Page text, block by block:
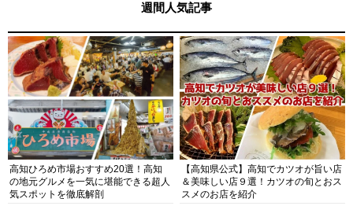
週間人気記事
高知ひろめ市場おすすめ20選！高知
の地元グルメを一気に堪能できる超人
気スポットを徹底解剖
【高知県公式】高知でカツオが旨い店
＆美味しい店９選！カツオの旬とおス
スメのお店を紹介